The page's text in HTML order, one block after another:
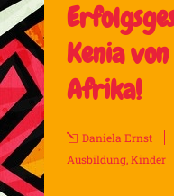
Kenia
Afrika!
Daniela Ernst
Ausbildung,Kinder